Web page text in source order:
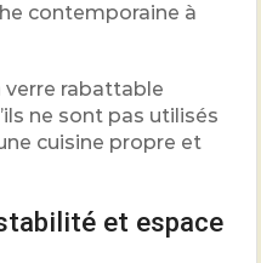
contemporaine à
verre rabattable
ne sont pas utilisés
cuisine propre et
et espace